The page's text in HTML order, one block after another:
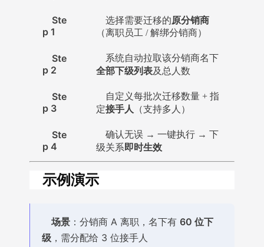
Ste
p 1
选择需要迁移的原分销商
（离职员工 / 解绑分销商）
Ste
p 2
系统自动拉取该分销商名下
全部下级列表及总人数
Ste
p 3
自定义每批次迁移数量 + 指
定接手人 （支持多人）
Ste
p 4
确认无误 → 一键执行 → 下
级关系即时生效
示例演示
场景 ：分销商 A 离职，名下有 60 位下
级 ，需分配给 3 位接手人